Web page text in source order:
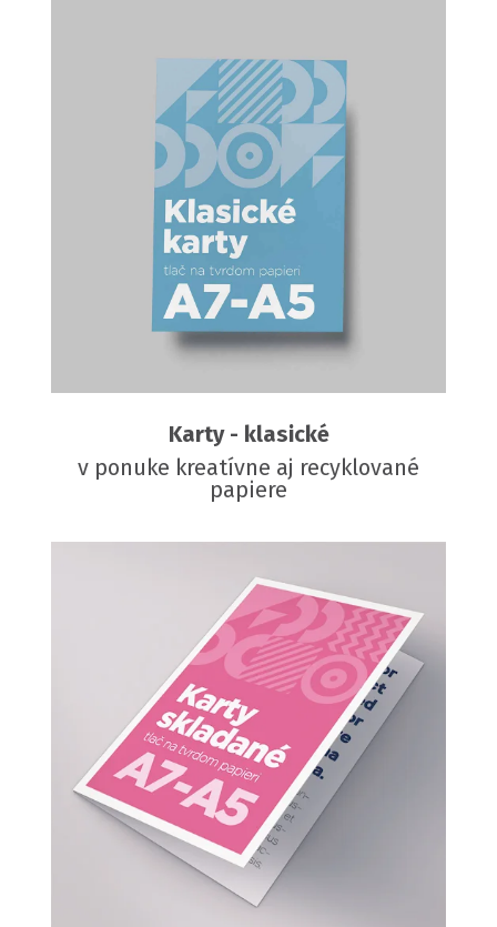
Karty - klasické
v ponuke kreatívne aj recyklované
papiere